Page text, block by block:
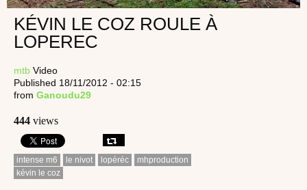
KÉVIN LE COZ ROULE À
LOPEREC
mtb Video
Published 18/11/2012 - 02:15
from Ganoudu29
444 views
intense m6 le nivot lopéréc
mhproduction
kévin le coz